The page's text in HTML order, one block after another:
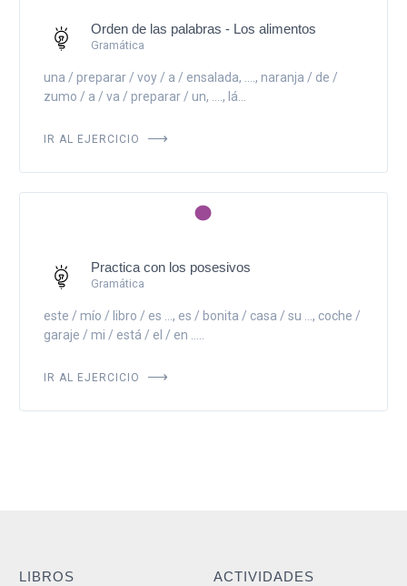
Orden de las palabras - Los alimentos
Gramática
una / preparar / voy / a / ensalada, ...., naranja / de /
zumo / a / va / preparar / un, ...., lá...
IR AL EJERCICIO
Practica con los posesivos
Gramática
este / mío / libro / es ..., es / bonita / casa / su ..., coche /
garaje / mi / está / el / en .....
IR AL EJERCICIO
LIBROS ACTIVIDADES